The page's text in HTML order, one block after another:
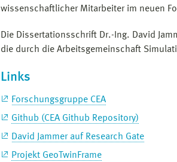
wissenschaftlicher Mitarbeiter im neuen
Die Dissertationsschrift Dr.-Ing. David
die durch die Arbeitsgemeinschaft
Links
Forschungsgruppe CEA
Github (CEA Github Repository)
David Jammer auf Research Gate
Projekt GeoTwinFrame